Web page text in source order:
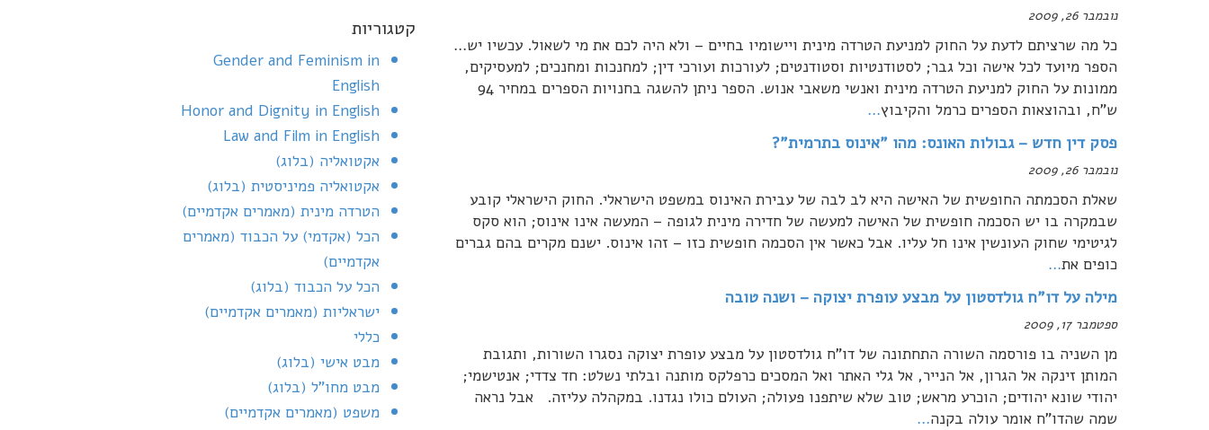
נובמבר 26, 2009
כל מה שרציתם לדעת על החוק למניעת הטרדה מינית ויישומיו בחיים – ולא היה לכם את מי לשאול. עכשיו יש…
הספר מיועד לכל אישה וכל גבר; לסטודנטיות וסטודנטים; לעורכות ועורכי דין; למחנכות ומחנכים; למעסיקים,
ממונות על החוק למניעת הטרדה מינית ואנשי משאבי אנוש. הספר ניתן להשגה בחנויות הספרים במחיר 94
ש"ח, ובהוצאות הספרים כרמל והקיבוץ…
פסק דין חדש – גבולות האונס: מהו "אינוס בתרמית"?
נובמבר 26, 2009
שאלת הסכמתה החופשית של האישה היא לב לבה של עבירת האינוס במשפט הישראלי. החוק הישראלי קובע
שבמקרה בו יש הסכמה חופשית של האישה למעשה של חדירה מינית לגופה – המעשה אינו אינוס; הוא סקס
לגיטימי שחוק העונשין אינו חל עליו. אבל כאשר אין הסכמה חופשית כזו – זהו אינוס. ישנם מקרים בהם גברים
כופים את…
מילה על דו"ח גולדסטון על מבצע עופרת יצוקה – ושנה טובה
ספטמבר 17, 2009
מן השניה בו פורסמה השורה התחתונה של דו"ח גולדסטון על מבצע עופרת יצוקה נסגרו השורות, ותגובת
המותן זינקה אל הגרון, אל הנייר, אל גלי האתר ואל המסכים כרפלקס מותנה ובלתי נשלט: חד צדדי; אנטישמי;
יהודי שונא יהודים; הוכרע מראש; טוב שלא שיתפנו פעולה; העולם כולו נגדנו. במקהלה עליזה. אבל נראה
שמה שהדו"ח אומר עולה בקנה…
קטגוריות
Gender and Feminism in
English
Honor and Dignity in English
Law and Film in English
אקטואליה (בלוג)
אקטואליה פמיניסטית (בלוג)
הטרדה מינית (מאמרים אקדמיים)
הכל (אקדמי) על הכבוד (מאמרים
אקדמיים)
הכל על הכבוד (בלוג)
ישראליות (מאמרים אקדמיים)
כללי
מבט אישי (בלוג)
מבט מחו"ל (בלוג)
משפט (מאמרים אקדמיים)